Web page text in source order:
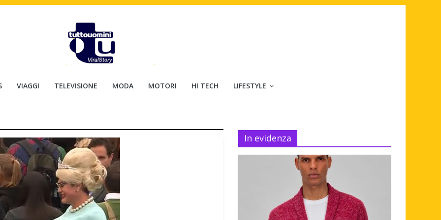
VIAGGI TELEVISIONE MODA MOTORI HI TECH LIFESTYLE
In evidenza